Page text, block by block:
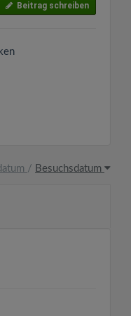
Beitrag schreiben
/ Besuchsdatum